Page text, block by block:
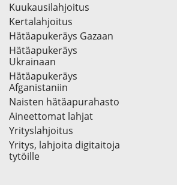
Kuukausilahjoitus
Kertalahjoitus
Hätäapukeräys Gazaan
Hätäapukeräys
Ukrainaan
Hätäapukeräys
Afganistaniin
Naisten hätäapurahasto
Aineettomat lahjat
Yrityslahjoitus
Yritys, lahjoita digitaitoja
tytöille